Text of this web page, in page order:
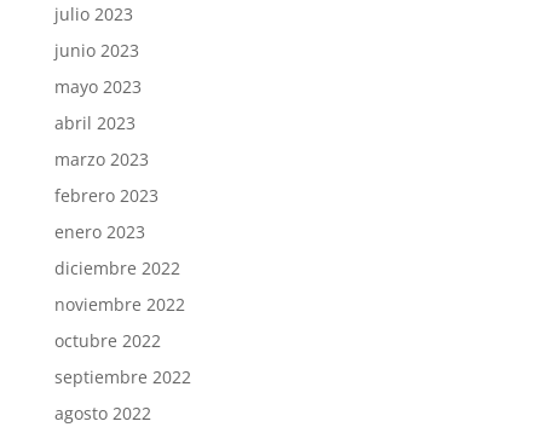
julio 2023
junio 2023
mayo 2023
abril 2023
marzo 2023
febrero 2023
enero 2023
diciembre 2022
noviembre 2022
octubre 2022
septiembre 2022
agosto 2022